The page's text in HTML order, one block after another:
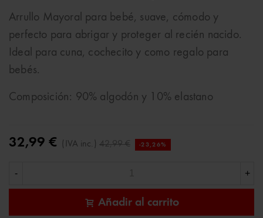
Arrullo Mayoral para bebé, suave, cómodo y
perfecto para abrigar y proteger al recién nacido.
Ideal para cuna, cochecito y como regalo para
bebés.
Composición: 90% algodón y 10% elastano
32,99 € (IVA inc.) 42,99 € -23,26%
- +
Añadir al carrito